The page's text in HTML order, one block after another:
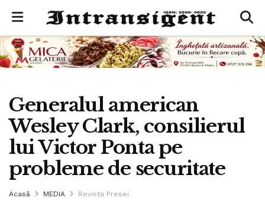
Generalul american
Wesley Clark, consilierul
lui Victor Ponta pe
probleme de securitate
Acasă MEDIA Revista Presei